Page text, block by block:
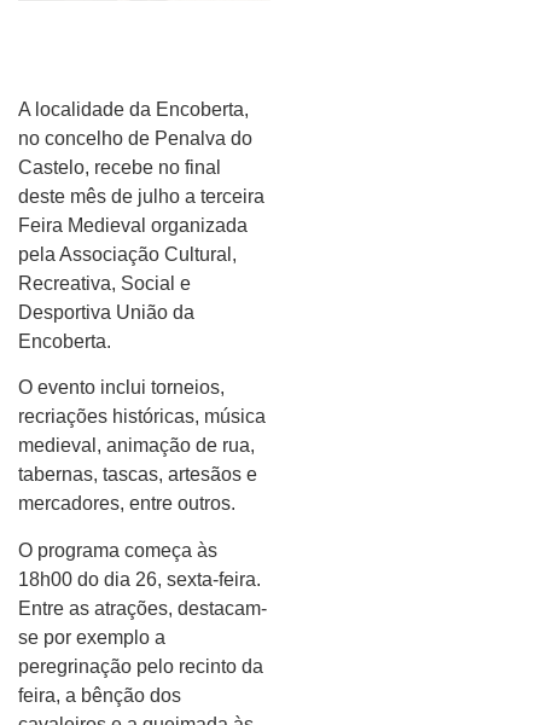
A localidade da Encoberta,
no concelho de Penalva do
Castelo, recebe no final
deste mês de julho a terceira
Feira Medieval organizada
pela Associação Cultural,
Recreativa, Social e
Desportiva União da
Encoberta.
O evento inclui torneios,
recriações históricas, música
medieval, animação de rua,
tabernas, tascas, artesãos e
mercadores, entre outros.
O programa começa às
18h00 do dia 26, sexta-feira.
Entre as atrações, destacam-
se por exemplo a
peregrinação pelo recinto da
feira, a bênção dos